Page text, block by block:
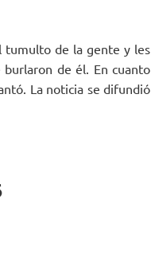
tumulto de la gente y les
de él. En cuanto
La noticia se difundió